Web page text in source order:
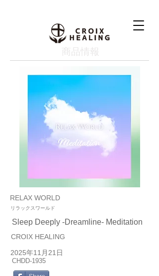
​商品情報
RELAX WORLD
リラックスワールド
Sleep Deeply -Dreamline- Meditation
CROIX HEALING
2025年11月21日
CHDD-1935